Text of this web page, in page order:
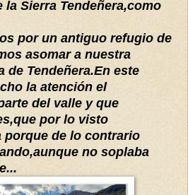
la Sierra Tendeñera,como
por un antiguo refugio de
asomar a nuestra
de Tendeñera.En este
la atención el
del valle y que
por lo visto
porque de lo contrario
no soplaba